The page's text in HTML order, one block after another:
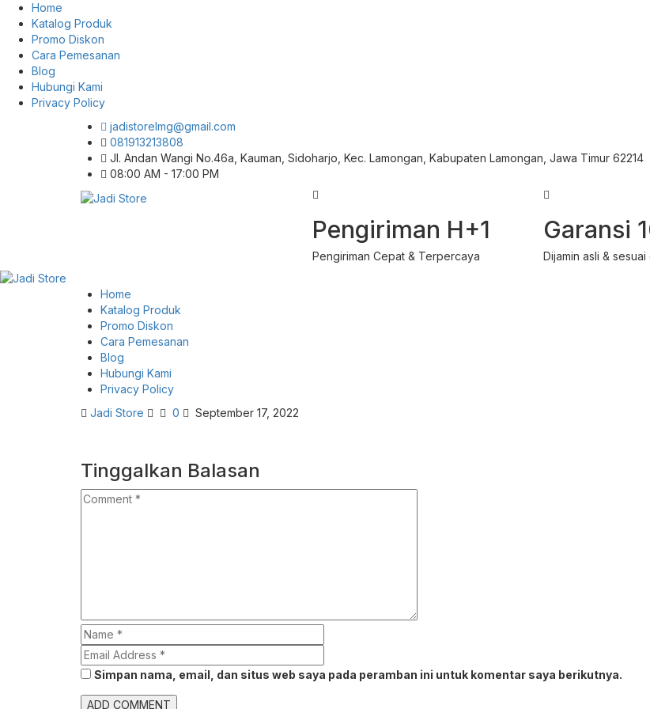
Home
Katalog Produk
Promo Diskon
Cara Pemesanan
Blog
Hubungi Kami
Privacy Policy
jadistorelmg@gmail.com
081913213808
Jl. Andan Wangi No.46a, Kauman, Sidoharjo, Kec. Lamongan, Kabupaten Lamongan, Jawa Timur 62214
08:00 AM - 17:00 PM
Pengiriman H+1
Pengiriman Cepat & Terpercaya
Garansi
Dijamin asli &
Home
Katalog Produk
Promo Diskon
Cara Pemesanan
Blog
Hubungi Kami
Privacy Policy
Jadi Store
0 September 17, 2022
Tinggalkan Balasan
Simpan nama, email, dan situs web saya pada peramban ini untuk komentar saya berikutnya.